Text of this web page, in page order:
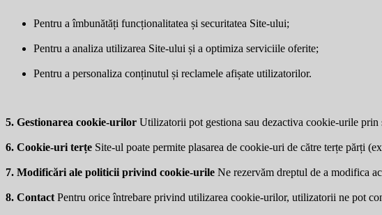
Pentru a îmbunătăți funcționalitatea și securitatea Site-ului;
Pentru a analiza utilizarea Site-ului și a optimiza serviciile oferite;
Pentru a personaliza conținutul și reclamele afișate utilizatorilor.
5. Gestionarea cookie-urilor Utilizatorii pot gestiona sau dezactiva cookie-urile
6. Cookie-uri terțe Site-ul poate permite plasarea de cookie-uri de către terțe părți
7. Modificări ale politicii privind cookie-urile Ne rezervăm dreptul de a modifica
8. Contact Pentru orice întrebare privind utilizarea cookie-urilor, utilizatorii ne pot